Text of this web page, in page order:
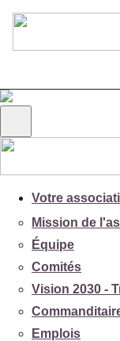
Votre
Mission de
Équipe
Comités
Vision 2030 -
Emplois